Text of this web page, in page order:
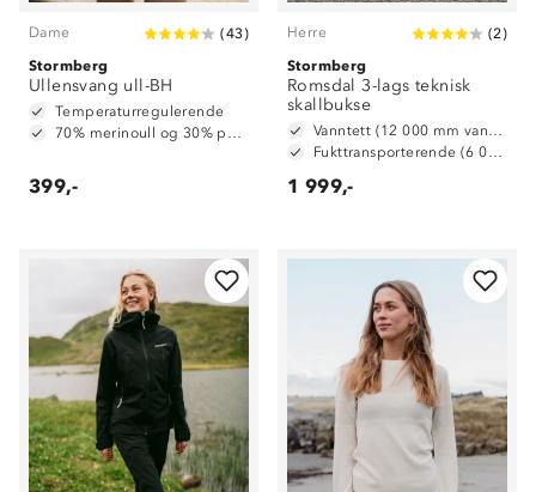
Dame (43)
Stormberg
Ullensvang ull-BH
Temperaturregulerende
70% merinoull og 30% polyester
399,-
Herre (2)
Stormberg
Romsdal 3-lags teknisk
skallbukse
Vanntett (12 000 mm vannsøyle)
Fukttransporterende (6 000 g/ m2/ 24t)
1 999,-